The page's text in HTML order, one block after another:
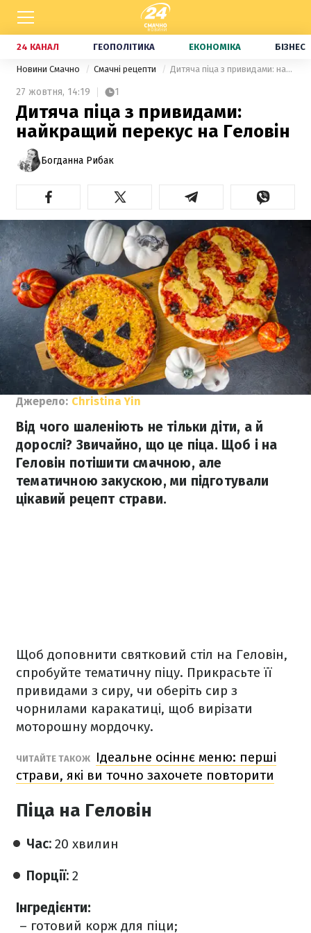
24 КАНАЛ ГЕОПОЛІТИКА ЕКОНОМІКА БІЗНЕС
Новини Смачно Смачні рецепти Дитяча піца з привидами: найкращий перекус на Геловін
27 жовтня, 14:19 1
Дитяча піца з привидами:
найкращий перекус на Геловін
Богданна Рибак
Джерело: Christina Yin
Від чого шаленіють не тільки діти, а й
дорослі? Звичайно, що це піца. Щоб і на
Геловін потішити смачною, але
тематичною закускою, ми підготували
цікавий рецепт страви.
Щоб доповнити святковий стіл на Геловін,
спробуйте тематичну піцу. Прикрасьте її
привидами з сиру, чи оберіть сир з
чорнилами каракатиці, щоб вирізати
моторошну мордочку.
ЧИТАЙТЕ ТАКОЖ
Ідеальне осіннє меню: перші
страви, які ви точно захочете повторити
Піца на Геловін
Час: 20 хвилин
Порції: 2
Інгредієнти:
– готовий корж для піци;